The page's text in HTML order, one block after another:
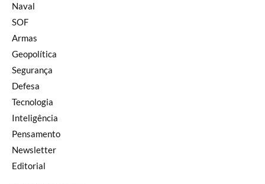
Naval
SOF
Armas
Geopolítica
Segurança
Defesa
Tecnologia
Inteligência
Pensamento
Newsletter
Editorial